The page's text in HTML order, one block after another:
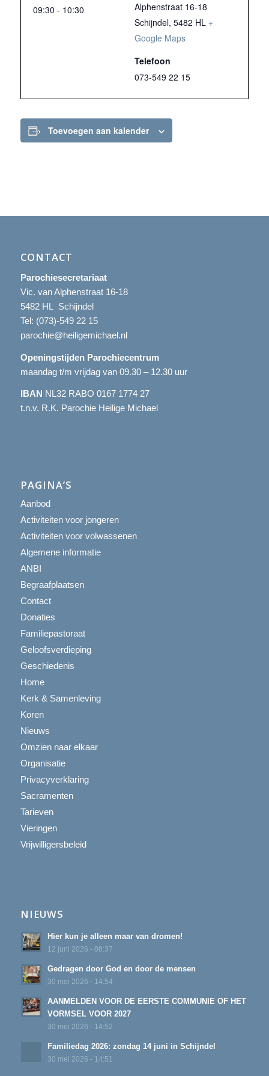
09:30 - 10:30
Alphenstraat 16-18
Schijndel, 5482 HL +
Google Maps
Telefoon
073-549 22 15
Toevoegen aan kalender
CONTACT
Parochiesecretariaat
Vic. van Alphenstraat 16-18
5482 HL Schijndel
Tel: (073)-549 22 15
parochie@heiligemichael.nl
Openingstijden Parochiecentrum
maandag t/m vrijdag van 09.30 – 12.30 uur
IBAN NL32 RABO 0167 1774 27
t.n.v. R.K. Parochie Heilige Michael
PAGINA’S
Aanbod
Activiteiten voor jongeren
Activiteiten voor volwassenen
Algemene informatie
ANBI
Begraafplaatsen
Contact
Donaties
Familiepastoraat
Geloofsverdieping
Geschiedenis
Home
Kerk & Samenleving
Koren
Nieuws
Omzien naar elkaar
Organisatie
Privacyverklaring
Sacramenten
Tarieven
Vieringen
Vrijwilligersbeleid
NIEUWS
Hier kun je alleen maar van dromen!
12 juni 2026 - 08:37
Gedragen door God en door de mensen
30 mei 2026 - 14:54
AANMELDEN VOOR DE EERSTE COMMUNIE OF HET
VORMSEL VOOR 2027
30 mei 2026 - 14:52
Familiedag 2026: zondag 14 juni in Schijndel
30 mei 2026 - 14:51